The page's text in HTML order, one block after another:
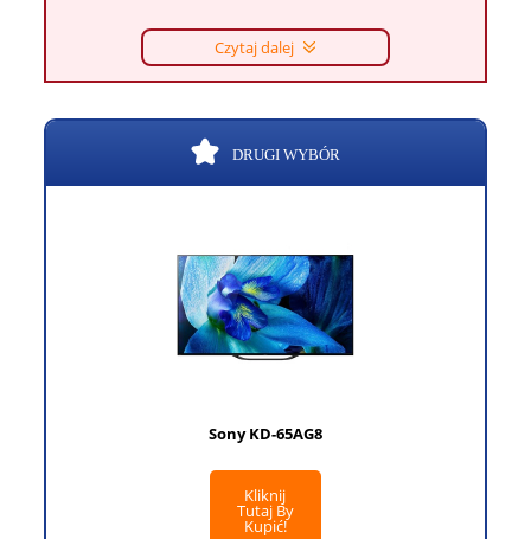
Czytaj dalej
DRUGI WYBÓR
Sony KD-65AG8
Kliknij
Tutaj By
Kupić!